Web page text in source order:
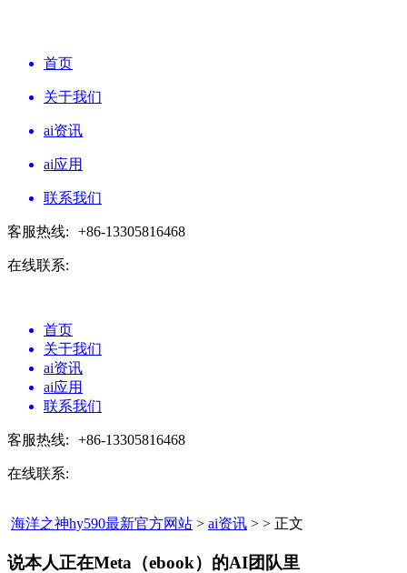
首页
关于我们
ai资讯
ai应用
联系我们
客服热线: +86-13305816468
在线联系:
首页
关于我们
ai资讯
ai应用
联系我们
客服热线: +86-13305816468
在线联系:
海洋之神hy590最新官方网站 > ai资讯 > > 正文
说本人正在Meta（ebook）的AI团队里​